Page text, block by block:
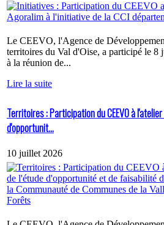
Le CEEVO, l'Agence de
territoires du Val d'Oise, a participé le
à la réunion de...
Lire la suite
Territoires : Participation du CEEVO à
d'opportunit...
10 juillet 2026